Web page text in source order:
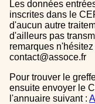
Les données entrées dans le formulaire sont uniquement
inscrites dans le
d'aucun autre
d'ailleurs pas
remarques
contact@assoce.fr
Pour trouver le greffe des associations auquel vous devrez
ensuite envoyer le
l'annuaire suivant :